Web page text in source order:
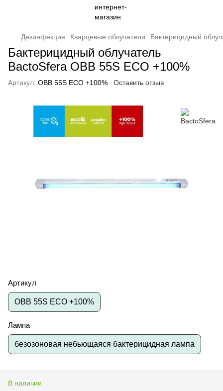
Дезинфекция Кварцевые облучатели Бактерицидный
Бактерицидный облучатель
BactoSfera OBB 55S ECO +100%
Артикул: OBB 55S ECO +100% Оставить отзыв
Артикул
OBB 55S ECO +100%
Лампа
безозоновая небьющаяся бактерицидная лампа
В наличии